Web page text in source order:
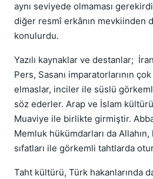
aynı seviyede olmaması
diğer resmî erkânın mevkiinden
konulurdu.
Yazılı kaynaklar ve destanlar;
Pers, Sasanı imparatorlarının
elmaslar, inciler ile süslü
söz ederler. Arap ve İslam
Muaviye ile birlikte girmiştir.
Memluk hükümdarları da
sıfatları ile görkemli tahtlarda
Taht kültürü, Türk hakanlarında